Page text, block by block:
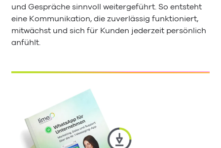
und Gespräche sinnvoll weitergeführt. So entsteht
eine Kommunikation, die zuverlässig funktioniert,
mitwächst und sich für Kunden jederzeit persönlich
anfühlt.